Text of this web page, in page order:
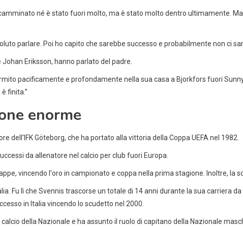
né è stato fuori molto, ma è stato molto dentro ultimamente.
parlare. Poi ho capito che sarebbe successo e probabilmente non ci
Eriksson, hanno parlato del padre.
pacificamente e profondamente nella sua casa a Bjorkfors fuori
finita.”
enorme
dell'IFK Göteborg, che ha portato alla vittoria della Coppa UEFA nel 1982.
da allenatore nel calcio per club fuori Europa.
vincendo l'oro in campionato e coppa nella prima stagione. Inoltre, la
Fu lì che Svennis trascorse un totale di 14 anni durante la sua carriera
in Italia vincendo lo scudetto nel 2000.
della Nazionale e ha assunto il ruolo di capitano della Nazionale